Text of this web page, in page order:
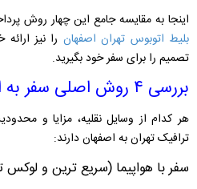
اینجا به مقایسه جامع این چهار روش
بلیط اتوبوس تهران اصفهان را نیز
تصمیم را برای سفر خود بگیرید.
بررسی ۴ روش اصلی سفر به اصفهان
هر کدام از وسایل نقلیه، مزایا و
ترافیک تهران به اصفهان دارند:
سفر با هواپیما (سریع ‌ترین و لوکس‌